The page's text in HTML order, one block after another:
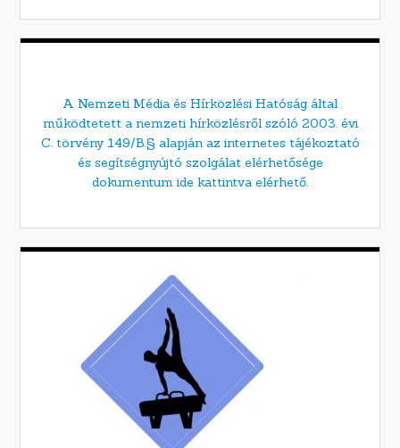
A Nemzeti Média és Hírközlési Hatóság által
működtetett a nemzeti hírközlésről szóló 2003. évi
C. törvény 149/B.§ alapján az internetes tájékoztató
és segítségnyújtó szolgálat elérhetősége
dokumentum ide kattintva elérhető.